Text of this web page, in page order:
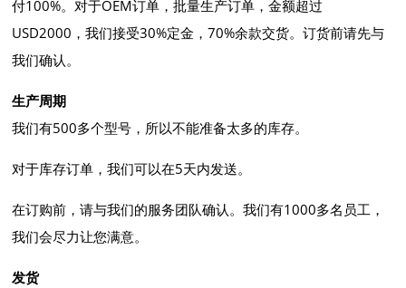
付100%。对于OEM订单，批量生产订单，金额超过
USD2000，我们接受30%定金，70%余款交货。订货前请先与
我们确认。
生产周期
我们有500多个型号，所以不能准备太多的库存。
对于库存订单，我们可以在5天内发送。
在订购前，请与我们的服务团队确认。我们有1000多名员工，
我们会尽力让您满意。
发货